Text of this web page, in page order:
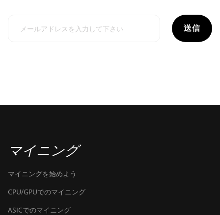
送信
マイニング
マイニングを始めよう
CPU/GPUでのマイニング
ASICでのマイニング